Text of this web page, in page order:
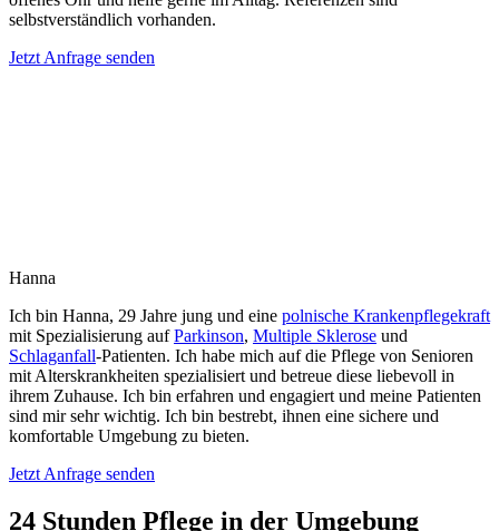
selbstverständlich vorhanden.
Jetzt Anfrage senden
Hanna
Ich bin Hanna, 29 Jahre jung und eine polnische Krankenpflegekraft
mit Spezialisierung aufParkinson, Multiple Sklerose und
Schlaganfall-Patienten. Ich habe mich auf die Pflege von Senioren
mit Alterskrankheiten spezialisiert und betreue diese liebevoll in
ihrem Zuhause. Ich bin erfahren und engagiert und meine Patienten
sind mir sehr wichtig. Ich bin bestrebt, ihnen eine sichere und
komfortable Umgebung zu bieten.
Jetzt Anfrage senden
24 Stunden Pflege in der Umgebung